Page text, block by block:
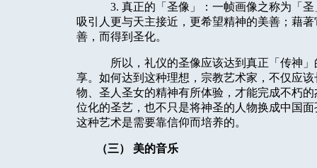
3. 真正的「圣像」：一帧画像之称为「
吸引人更与天主接近，更希望精神的美善；藉
善，而得到圣化。
所以，礼仪的圣像应该达到真正「传神
享。如何达到这种理想，宗教艺术家，不仅应
物、圣人圣女的精神有所体验，才能完成不朽
位化的圣艺，也不只是将神圣的人物换成中国
这种艺术是需要靠信仰而培养的。
（三） 美的音乐